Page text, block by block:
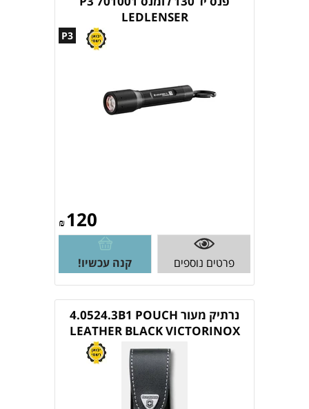
LEDLENSER
P3
₪120
פרטים נוספים קנה עכשיו!
נרתיק מעור 4.0524.3B1 POUCH
LEATHER BLACK VICTORINOX